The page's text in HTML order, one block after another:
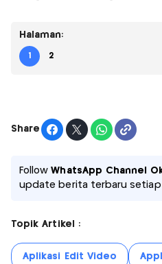
Halaman:
1 2
Share
FollowWhatsApp Channel
update berita terbaru setiap
Topik Artikel :
Aplikasi Edit Video